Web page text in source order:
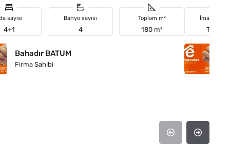
sayısı
4+1
Banyo sayısı
4
Toplam m²
180 m²
Bahadır BATUM
Firma Sahibi
İmar
Turizm